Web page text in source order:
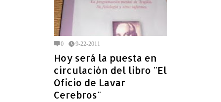
0 9-22-2011
Hoy será la puesta en
circulación del libro "El
Oficio de Lavar
Cerebros"